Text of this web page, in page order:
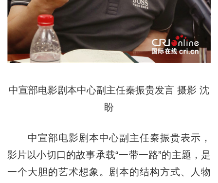
中宣部电影剧本中心副主任秦振贵发言 摄影 沈
盼
中宣部电影剧本中心副主任秦振贵表示，
影片以小切口的故事承载“一带一路”的主题，是
一个大胆的艺术想象。剧本的结构方式、人物